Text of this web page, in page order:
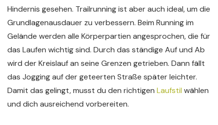
Hindernis gesehen. Trailrunning ist aber auch ideal, um die
Grundlagenausdauer zu verbessern. Beim Running im
Gelände werden alle Körperpartien angesprochen, die für
das Laufen wichtig sind. Durch das ständige Auf und Ab
wird der Kreislauf an seine Grenzen getrieben. Dann fällt
das Jogging auf der geteerten Straße später leichter.
Damit das gelingt, musst du den richtigen Laufstil wählen
und dich ausreichend vorbereiten.